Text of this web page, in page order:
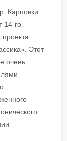
Карповки
14-го
проекта
Этот
очень